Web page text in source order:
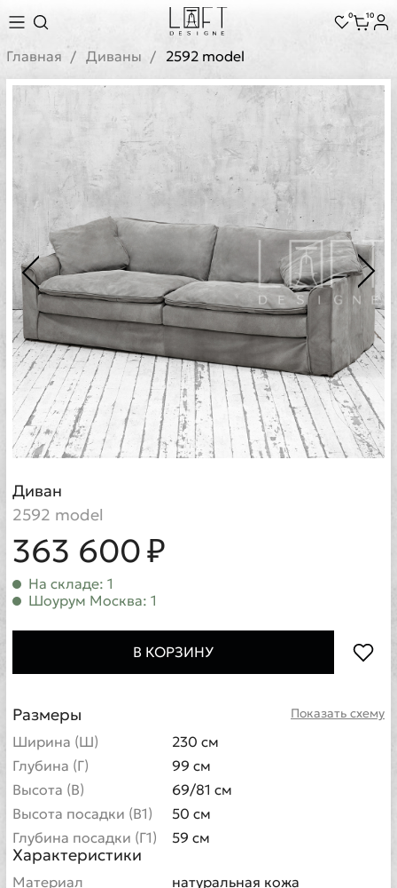
0 10
Главная Диваны 2592 model
Диван
2592 model
363 600 ₽
На складе: 1
Шоурум Москва: 1
В КОРЗИНУ
Показать схему
Размеры
Ширина (Ш)
230 см
Глубина (Г)
99 см
Высота (В)
69/81 см
Высота посадки (В1)
50 см
Глубина посадки (Г1)
59 см
Характеристики
Материал
натуральная кожа